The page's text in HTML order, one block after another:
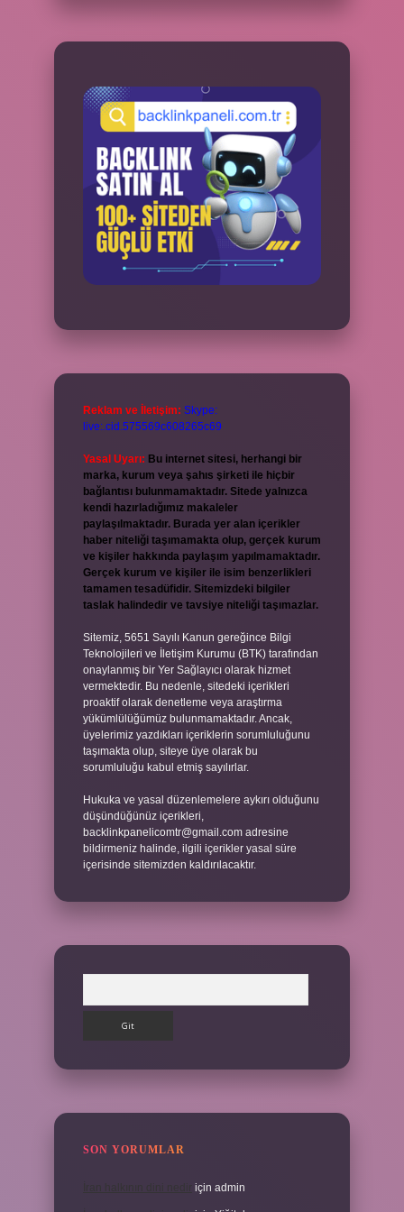
Reklam ve İletişim: Skype:
live:.cid.575569c608265c69
Yasal Uyarı: Bu internet sitesi, herhangi bir
marka, kurum veya şahıs şirketi ile hiçbir
bağlantısı bulunmamaktadır. Sitede yalnızca
kendi hazırladığımız makaleler
paylaşılmaktadır. Burada yer alan içerikler
haber niteliği taşımamakta olup, gerçek kurum
ve kişiler hakkında paylaşım yapılmamaktadır.
Gerçek kurum ve kişiler ile isim benzerlikleri
tamamen tesadüfidir. Sitemizdeki bilgiler
taslak halindedir ve tavsiye niteliği taşımazlar.
Sitemiz, 5651 Sayılı Kanun gereğince Bilgi
Teknolojileri ve İletişim Kurumu (BTK) tarafından
onaylanmış bir Yer Sağlayıcı olarak hizmet
vermektedir. Bu nedenle, sitedeki içerikleri
proaktif olarak denetleme veya araştırma
yükümlülüğümüz bulunmamaktadır. Ancak,
üyelerimiz yazdıkları içeriklerin sorumluluğunu
taşımakta olup, siteye üye olarak bu
sorumluluğu kabul etmiş sayılırlar.
Hukuka ve yasal düzenlemelere aykırı olduğunu
düşündüğünüz içerikleri,
backlinkpanelicomtr@gmail.com adresine
bildirmeniz halinde, ilgili içerikler yasal süre
içerisinde sitemizden kaldırılacaktır.
SON YORUMLAR
için admin